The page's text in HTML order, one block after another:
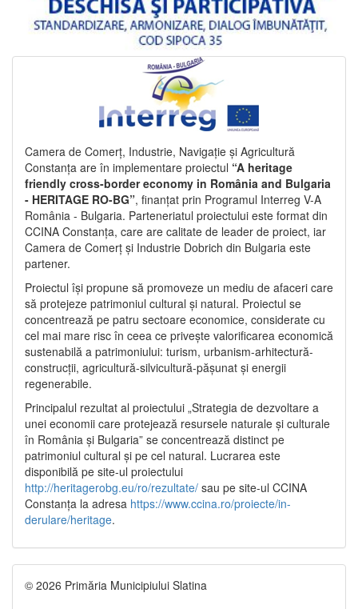
Camera de Comerț, Industrie, Navigație și Agricultură
Constanța are în implementare proiectul “A heritage
friendly cross-border economy in România and Bulgaria
- HERITAGE RO-BG”, finanțat prin Programul Interreg V-A
România - Bulgaria. Parteneriatul proiectului este format din
CCINA Constanța, care are calitate de leader de proiect, iar
Camera de Comerț și Industrie Dobrich din Bulgaria este
partener.
Proiectul își propune să promoveze un mediu de afaceri care
să protejeze patrimoniul cultural și natural. Proiectul se
concentrează pe patru sectoare economice, considerate cu
cel mai mare risc în ceea ce privește valorificarea economică
sustenabilă a patrimoniului: turism, urbanism-arhitectură-
construcții, agricultură-silvicultură-pășunat și energii
regenerabile.
Principalul rezultat al proiectului „Strategia de dezvoltare a
unei economii care protejează resursele naturale și culturale
în România și Bulgaria” se concentrează distinct pe
patrimoniul cultural și pe cel natural. Lucrarea este
disponibilă pe site-ul proiectului
http://heritagerobg.eu/ro/rezultate/ sau pe site-ul CCINA
Constanța la adresa https://www.ccina.ro/proiecte/in-
derulare/heritage.
© 2026 Primăria Municipiului Slatina